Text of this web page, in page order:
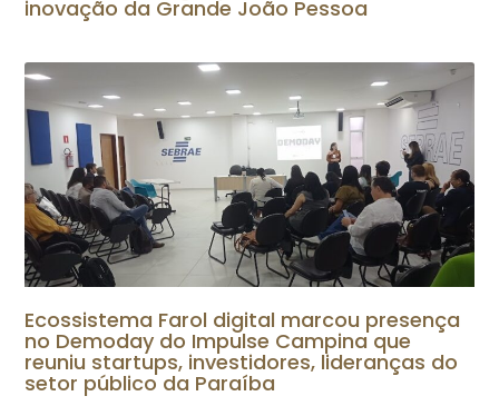
inovação da Grande João Pessoa
Ecossistema Farol digital marcou presença
no Demoday do Impulse Campina que
reuniu startups, investidores, lideranças do
setor público da Paraíba